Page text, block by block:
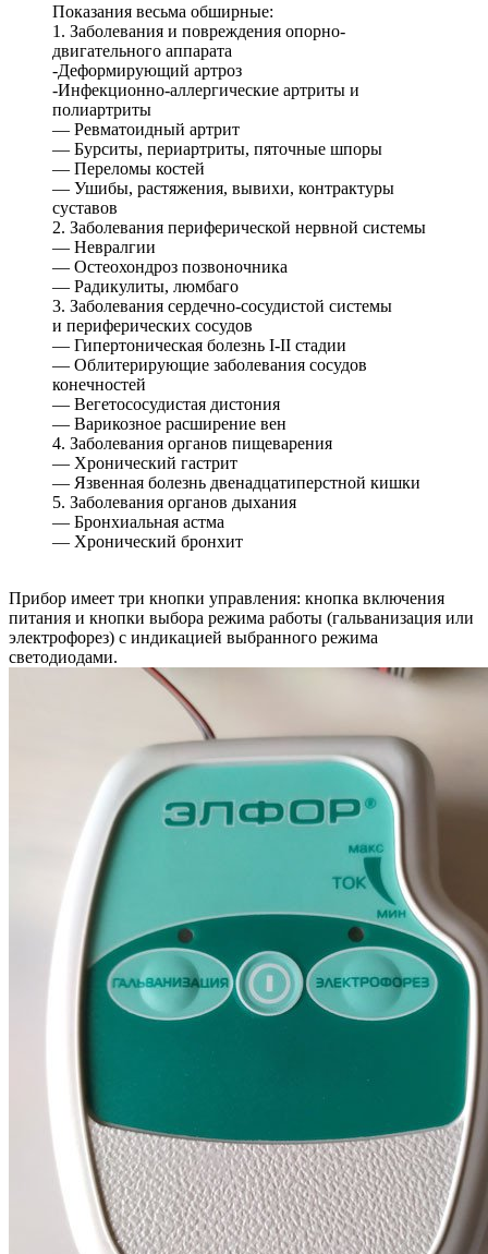
Показания весьма обширные:
1. Заболевания и повреждения опорно-
двигательного аппарата
-Деформирующий артроз
-Инфекционно-аллергические артриты и
полиартриты
— Ревматоидный артрит
— Бурситы, периартриты, пяточные шпоры
— Переломы костей
— Ушибы, растяжения, вывихи, контрактуры
суставов
2. Заболевания периферической нервной системы
— Невралгии
— Остеохондроз позвоночника
— Радикулиты, люмбаго
3. Заболевания сердечно-сосудистой системы
и периферических сосудов
— Гипертоническая болезнь I-II стадии
— Облитерирующие заболевания сосудов
конечностей
— Вегетососудистая дистония
— Варикозное расширение вен
4. Заболевания органов пищеварения
— Хронический гастрит
— Язвенная болезнь двенадцатиперстной кишки
5. Заболевания органов дыхания
— Бронхиальная астма
— Хронический бронхит
Прибор имеет три кнопки управления: кнопка включения
питания и кнопки выбора режима работы (гальванизация или
электрофорез) с индикацией выбранного режима
светодиодами.